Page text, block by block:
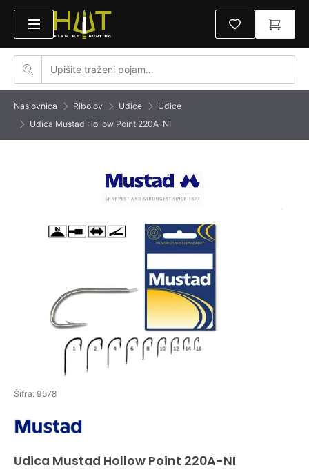
Naslovnica Ribolov Udice
Udice
Udica Mustad Hollow Point 220A-NI
Šifra: 9578
Udica Mustad Hollow Point 220A-NI